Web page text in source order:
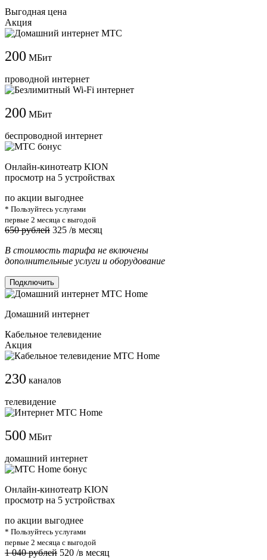
Выгодная цена
Акция
200 МБит
проводной интернет
200 МБит
беспроводной интернет
Онлайн-кинотеатр KION
просмотр на 5 устройствах
по акции выгоднее
* Пользуйтесь услугами
первые 2 месяца с выгодой
650 рублей 325 /в месяц
В стоимость тарифа не включены
дополнительные услуги и оборудование
Подключить
Домашний интернет
Кабельное телевидение
Акция
230 каналов
телевидение
500 МБит
домашний интернет
Онлайн-кинотеатр KION
просмотр на 5 устройствах
по акции выгоднее
* Пользуйтесь услугами
первые 2 месяца с выгодой
1 040 рублей 520 /в месяц